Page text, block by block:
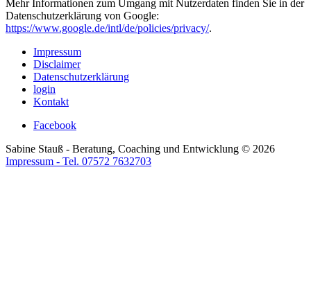
Mehr Informationen zum Umgang mit Nutzerdaten finden Sie in der
Datenschutzerklärung von Google:
https://www.google.de/intl/de/policies/privacy/.
Impressum
Disclaimer
Datenschutzerklärung
login
Kontakt
Facebook
Sabine Stauß - Beratung, Coaching und Entwicklung © 2026
Impressum - Tel. 07572 7632703